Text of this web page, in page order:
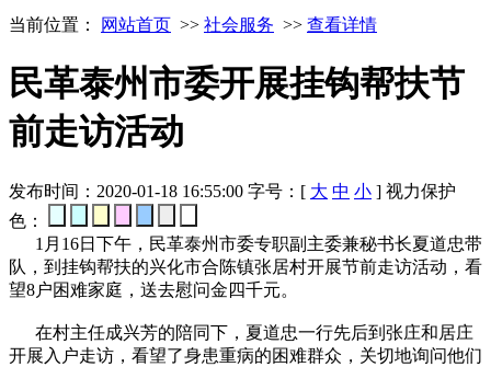
当前位置： 网站首页 >> 社会服务 >> 查看详情
民革泰州市委开展挂钩帮扶节
前走访活动
发布时间：2020-01-18 16:55:00 字号：[ 大 中 小 ] 视力保护
色：
1月16日下午，民革泰州市委专职副主委兼秘书长夏道忠带
队，到挂钩帮扶的兴化市合陈镇张居村开展节前走访活动，看
望8户困难家庭，送去慰问金四千元。
在村主任成兴芳的陪同下，夏道忠一行先后到张庄和居庄
开展入户走访，看望了身患重病的困难群众，关切地询问他们